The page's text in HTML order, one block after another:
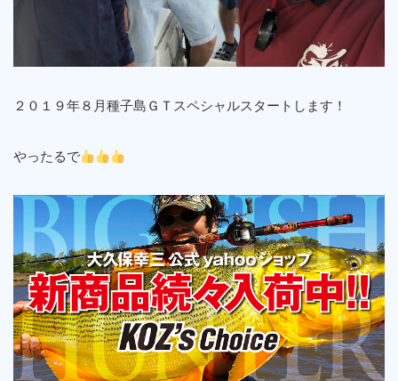
２０１９年８月種子島ＧＴスペシャルスタートします！
やったるで